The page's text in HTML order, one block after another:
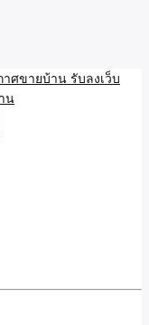
โพสขาย
ขายบ้าน
นดับ1
ขาย
น รับลงประกาศขาย
ลงขายบ้าน